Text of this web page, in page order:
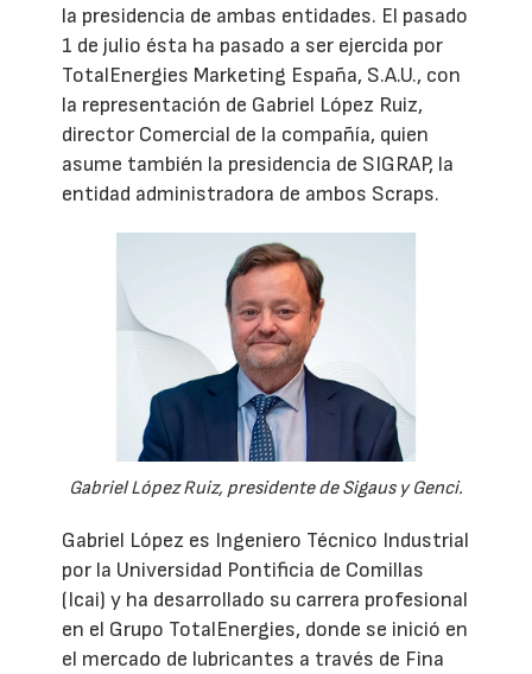
la presidencia de ambas entidades. El pasado
1 de julio ésta ha pasado a ser ejercida por
TotalEnergies Marketing España, S.A.U., con
la representación de Gabriel López Ruiz,
director Comercial de la compañía, quien
asume también la presidencia de SIGRAP, la
entidad administradora de ambos Scraps.
Gabriel López Ruiz, presidente de Sigaus y Genci.
Gabriel López es Ingeniero Técnico Industrial
por la Universidad Pontificia de Comillas
(Icai) y ha desarrollado su carrera profesional
en el Grupo TotalEnergies, donde se inició en
el mercado de lubricantes a través de Fina